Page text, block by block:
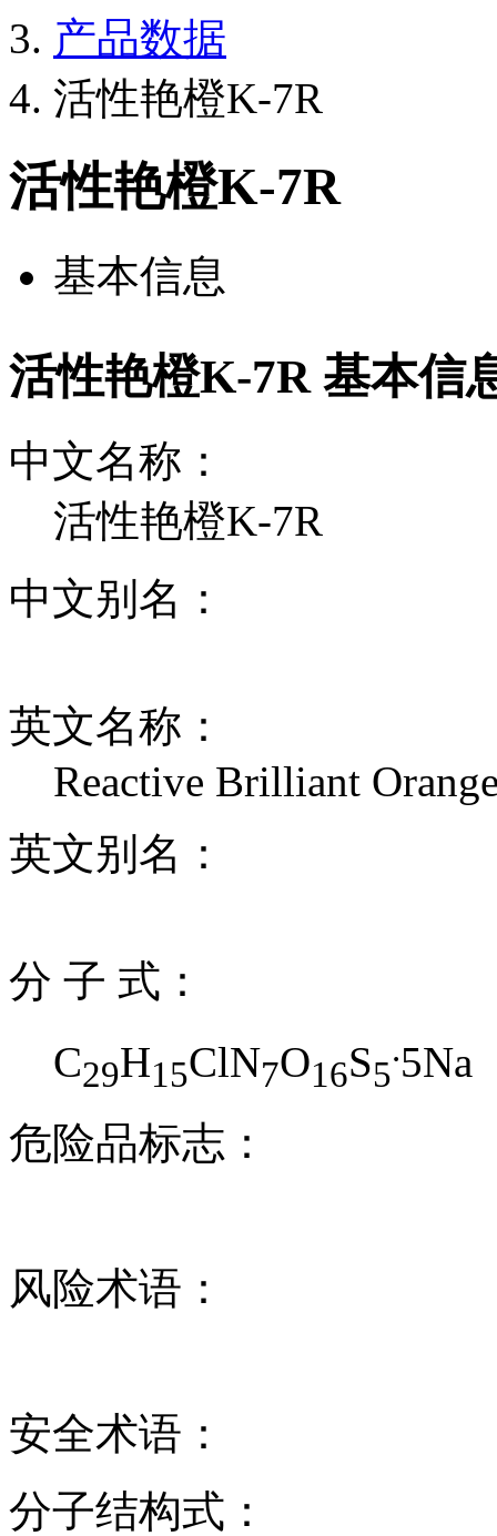
产品数据
活性艳橙K-7R
活性艳橙K-7R
基本信息
活性艳橙K-7R 基本信
中文名称：
活性艳橙K-7R
中文别名：
英文名称：
Reactive Brilliant
英文别名：
分 子 式：
C29H15ClN7O16S5
.5Na
危险品标志：
风险术语：
安全术语：
分子结构式：